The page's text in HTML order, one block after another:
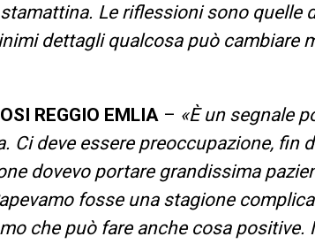
Le riflessioni sono quelle
dettagli qualcosa può cambiare
REGGIO EMLIA – «È un segnale
Ci deve essere preoccupazione, fin
dovevo portare grandissima
fosse una stagione
che può fare anche cosa